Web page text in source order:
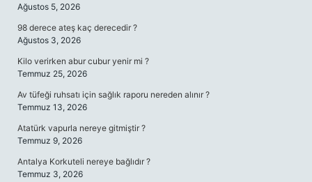
Ağustos 5, 2026
98 derece ateş kaç derecedir ?
Ağustos 3, 2026
Kilo verirken abur cubur yenir mi ?
Temmuz 25, 2026
Av tüfeği ruhsatı için sağlık raporu nereden alınır ?
Temmuz 13, 2026
Atatürk vapurla nereye gitmiştir ?
Temmuz 9, 2026
Antalya Korkuteli nereye bağlıdır ?
Temmuz 3, 2026